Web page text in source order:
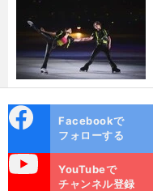
ok
Facebookで
フォローする
YouTubeで
チャンネル登録